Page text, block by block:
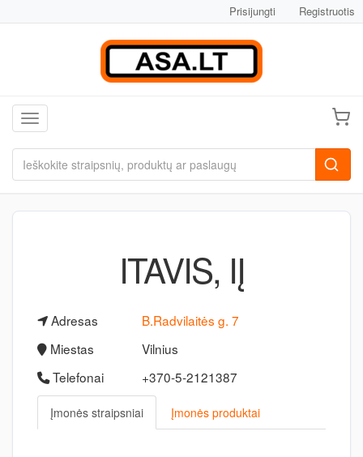
Prisijungti Registruotis
Toggle navigation
ITAVIS, IĮ
Adresas
B.Radvilaitės g. 7
Miestas
Vilnius
Telefonai
+370-5-2121387
Įmonės straipsniai Įmonės produktai